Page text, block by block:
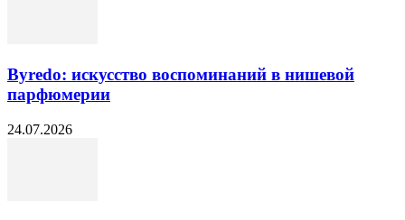
Byredo: искусство воспоминаний в нишевой
парфюмерии
24.07.2026